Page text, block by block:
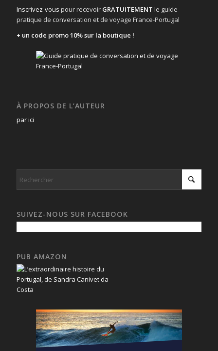
Inscrivez-vous pour recevoir GRATUITEMENT le guide
pratique de conversation et de voyage France-Portugal
+ un code promo 10% sur la boutique !
À PROPOS DE L’AUTEUR
par ici
SUIVEZ-NOUS SUR FACEBOOK
PUB AMAZON